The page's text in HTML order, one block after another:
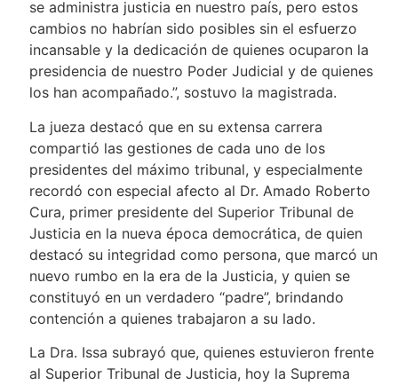
se administra justicia en nuestro país, pero estos
cambios no habrían sido posibles sin el esfuerzo
incansable y la dedicación de quienes ocuparon la
presidencia de nuestro Poder Judicial y de quienes
los han acompañado.”, sostuvo la magistrada.
La jueza destacó que en su extensa carrera
compartió las gestiones de cada uno de los
presidentes del máximo tribunal, y especialmente
recordó con especial afecto al Dr. Amado Roberto
Cura, primer presidente del Superior Tribunal de
Justicia en la nueva época democrática, de quien
destacó su integridad como persona, que marcó un
nuevo rumbo en la era de la Justicia, y quien se
constituyó en un verdadero “padre”, brindando
contención a quienes trabajaron a su lado.
La Dra. Issa subrayó que, quienes estuvieron frente
al Superior Tribunal de Justicia, hoy la Suprema